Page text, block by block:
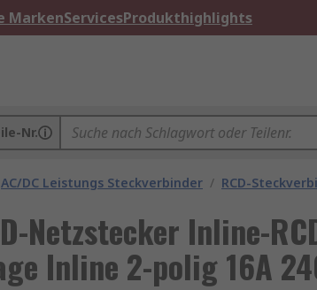
MarkenServicesProdukthighlights
Nr.
AC/DC Leistungs Steckverbinder / RCD-
Netzstecker Inline-
Inline 2-polig 16A